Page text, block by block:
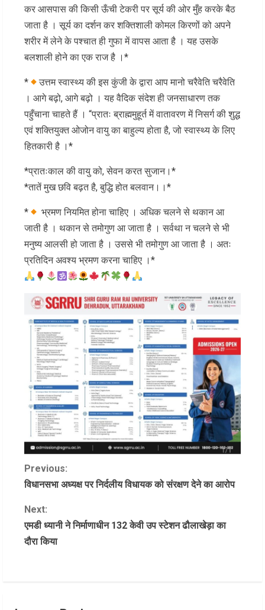
कर आसपास की किसी ऊँची टेकरी पर सूर्य की ओर मुँह करके बैठ
जाता है । सूर्य का दर्शन कर शक्तिशाली कोमल किरणों को अपने
शरीर में लेने के पश्चात ही गुफा में वापस आता है । यह उसके
बलशाली होने का एक राज है ।*
*
उत्तम स्वास्थ्य की इस कुंजी के द्वारा आप मानो चरैवेति चरैवेति
। आगे बढ़ो, आगे बढ़ो । यह वैदिक संदेश ही जनसाधारण तक
पहुँचाना चाहते हैं । “प्रातः ब्राह्ममुहूर्त में वातावरण में निसर्ग की शुद्ध
एवं शक्तियुक्त ओजोन वायु का बाहुल्य होता है, जो स्वास्थ्य के लिए
हितकारी है ।*
*प्रातःकाल की वायु को, सेवन करत सुजान।*
*तातें मुख छवि बढ़त है, बुद्धि होत बलवान।।*
*
भ्रमण नियमित होना चाहिए । अधिक चलने से थकान आ
जाती है । थकान से तमोगुण आ जाता है । सर्वथा न चलने से भी
मनुष्य आलसी हो जाता है । उससे भी तमोगुण आ जाता है । अतः
प्रतिदिन अवश्य भ्रमण करना चाहिए ।*
C
n
t
Previous:
विधानसभा अध्यक्ष पर निर्दलीय विधायक को संरक्षण देने का आरोप
Next:
एमडी ध्यानी ने निर्माणाधीन 132 केवी उप स्टेशन ढौलाखेड़ा का
दौरा किया